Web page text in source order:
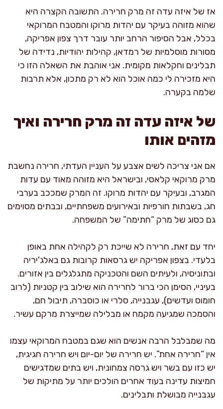
אז של איזה עדה זה מרק חרירה. התשובה הקצרה היא
שהוא מזוהה בעיקר עם יהדות מרוקו והמטבח המרוקאי
בכלל, אבל הסיפור הרחב יותר עובר דרך צפון אפריקה,
מסורות מוסלמיות של רמדאן, קהילות יהודיות, נדידה של
תבלינים וחקלאות מקומית. אני אוהבת את השאלה הזו כי
היא מזכירה לי כמה אוכל הוא לא רק מתכון, אלא תרבות
שלמה בקערה.
של איזה עדה זה מרק חרירה ואיך
מזהים אותו
אם אני צריכה לשים אצבע על העניין העדתי, חרירה נחשבת
מרק מרוקאי קלאסי, ובישראל היא מזוהה מאוד עם עדות
המגרב, ובעיקר עם יהדות מרוקו. זה המרק שמככב בערבי
חג, בשבתות חורפיות ובאירועים משפחתיים, ובבתים מסוימים
גם כסוג של מרק “חתימה” של המשפחה.
יחד עם זאת, חרירה לא שייכת רק לקהילה אחת באופן
בלעדי. בצפון אפריקה יש גרסאות קרובות גם באלג'יריה
ובתוניסיה, ולעיתים השם והטכניקה מתגלגלים בין אזורים.
בעיניי, הסימן הכי ברור לחרירה הוא שילוב בין קטניות (לרוב
חומוס ועדשים), עגבנייה, סלרי או כוסברה, תיבול חם,
והסמכה שמגיעה מקמח או מבלילה שמייצרת מרקם עשיר.
מה שמבלבל הרבה אנשים הוא שגם במטבח המרוקאי עצמו
אין “חרירה אחת”. יש חרירה של יום-יום ויש חרירה חגיגית,
יש כזו עם בשר ויש גרסה צמחונית, ויש בתים שמדגישים
חמיצות עדינה בעוד אחרים הולכים יותר על מתיקות של
עגבנייה מבושלת ותבלינים.